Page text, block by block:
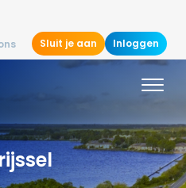
Sluit je aan Inloggen